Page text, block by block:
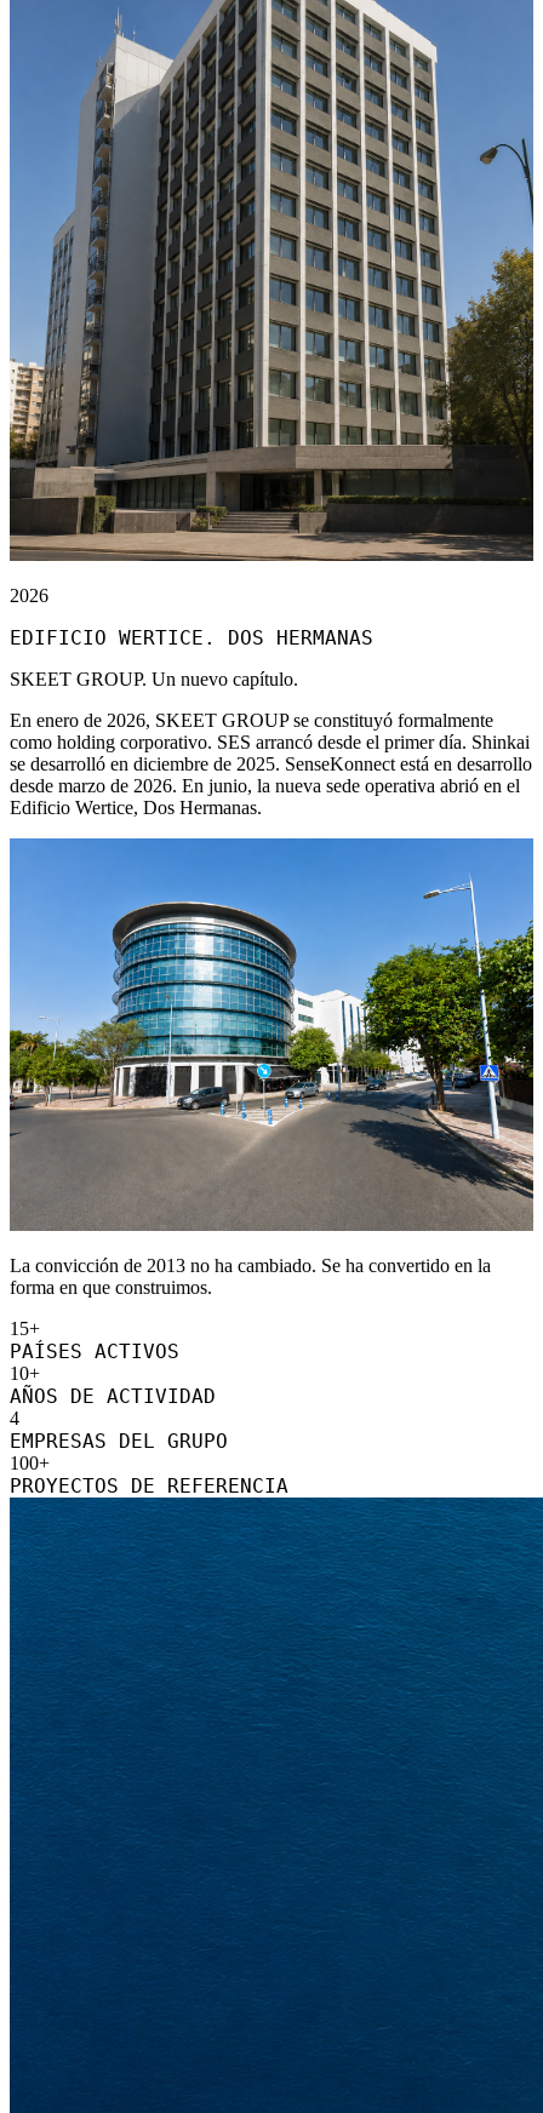
2026
EDIFICIO WERTICE. DOS HERMANAS
SKEET GROUP. Un nuevo capítulo.
En enero de 2026, SKEET GROUP se constituyó formalmente
como holding corporativo. SES arrancó desde el primer día. Shinkai
se desarrolló en diciembre de 2025. SenseKonnect está en desarrollo
desde marzo de 2026. En junio, la nueva sede operativa abrió en el
Edificio Wertice, Dos Hermanas.
La convicción de 2013 no ha cambiado. Se ha convertido en la
forma en que construimos.
15+
PAÍSES ACTIVOS
10+
AÑOS DE ACTIVIDAD
4
EMPRESAS DEL GRUPO
100+
PROYECTOS DE REFERENCIA